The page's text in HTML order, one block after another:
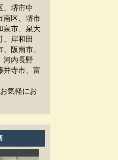
ても大丈
うなって
から何時ま
置いてま
ければよ
か？
、堺市中
南区、堺市
泉市、泉大
、岸和田
阪南市、
河内長野
井寺市、富
気軽にお